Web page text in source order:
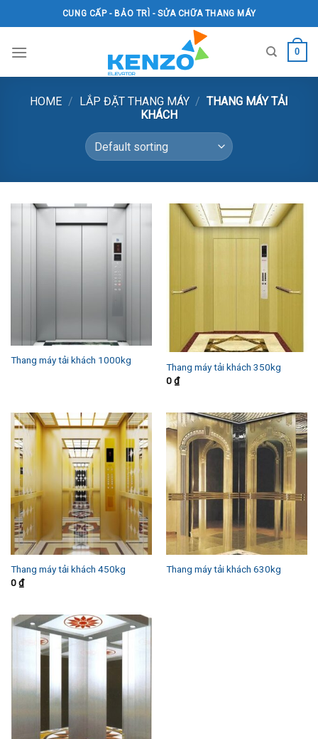
to
CUNG CẤP - BẢO TRÌ - SỬA CHỮA THANG MÁY
0
HOME / LẮP ĐẶT THANG MÁY / THANG MÁY TẢI
KHÁCH
Thang máy tải khách 1000kg
Thang máy tải khách 350kg
0₫
Thang máy tải khách 450kg
0₫
Thang máy tải khách 630kg